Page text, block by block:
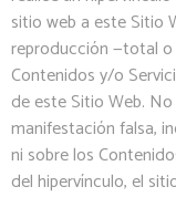
sitio web a este Sitio
reproducción —total
Contenidos y/o
de este Sitio Web.
manifestación falsa,
ni sobre los
del hipervínculo, el